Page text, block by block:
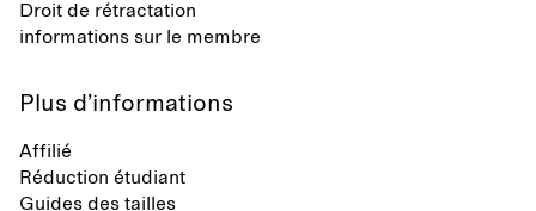
Droit de rétractation
informations sur le membre
Plus d’informations
Affilié
Réduction étudiant
Guides des tailles